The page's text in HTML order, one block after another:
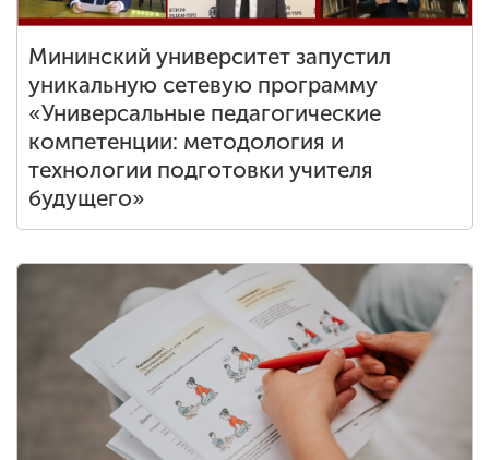
Мининский университет запустил
уникальную сетевую программу
«Универсальные педагогические
компетенции: методология и
технологии подготовки учителя
будущего»